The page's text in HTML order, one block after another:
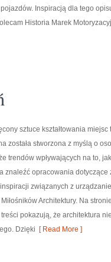
Inspiracją dla tego
Historia Marek
sztuce kształtowania
została stworzona z myślą o
trendów wpływających na to,
znaleźć opracowania
związanych z
Architektury. Na
pokazują, że architektura
Dzięki [ Read More ]